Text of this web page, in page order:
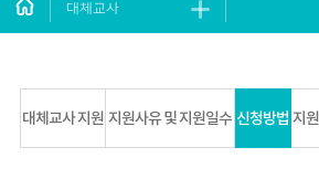
대체교사
대체교사 지원 지원사유 및 지원일수 신청방법 지